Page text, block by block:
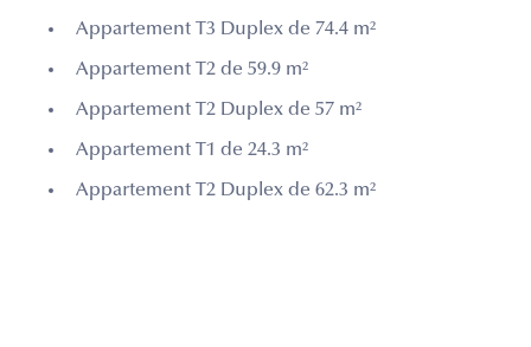
Appartement T3 Duplex de 74.4 m²
Appartement T2 de 59.9 m²
Appartement T2 Duplex de 57 m²
Appartement T1 de 24.3 m²
Appartement T2 Duplex de 62.3 m²